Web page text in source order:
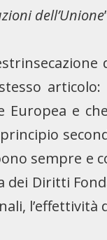
dell’Unione
Europea e
sempre e
dei Diritti